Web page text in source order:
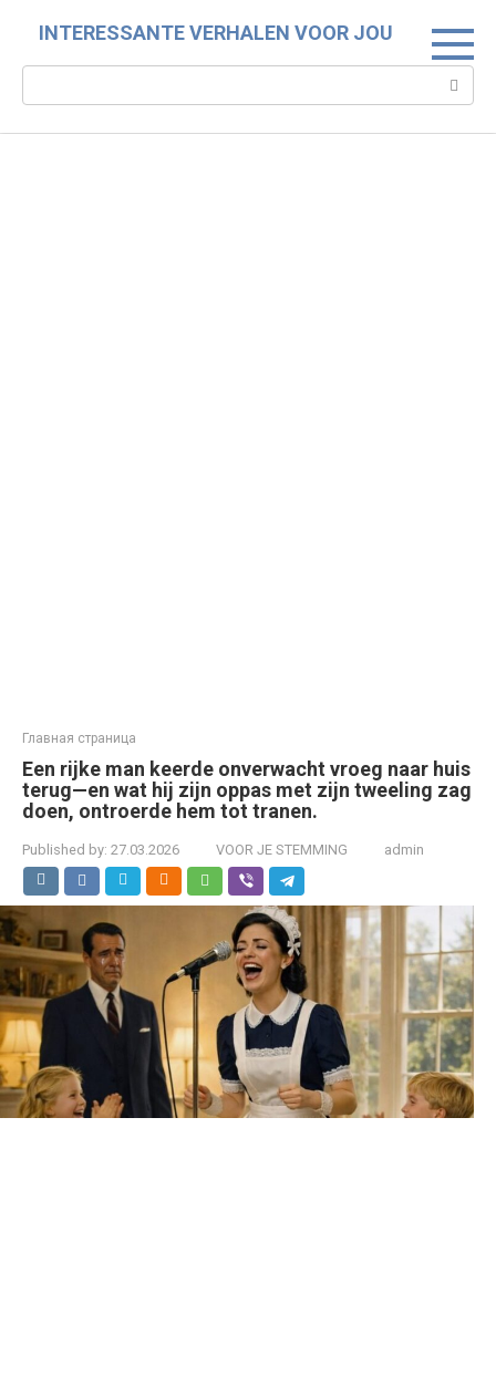
INTERESSANTE VERHALEN VOOR JOU
Главная страница
Een rijke man keerde onverwacht vroeg naar huis
terug—en wat hij zijn oppas met zijn tweeling zag
doen, ontroerde hem tot tranen.
Published by: 27.03.2026 VOOR JE STEMMING admin